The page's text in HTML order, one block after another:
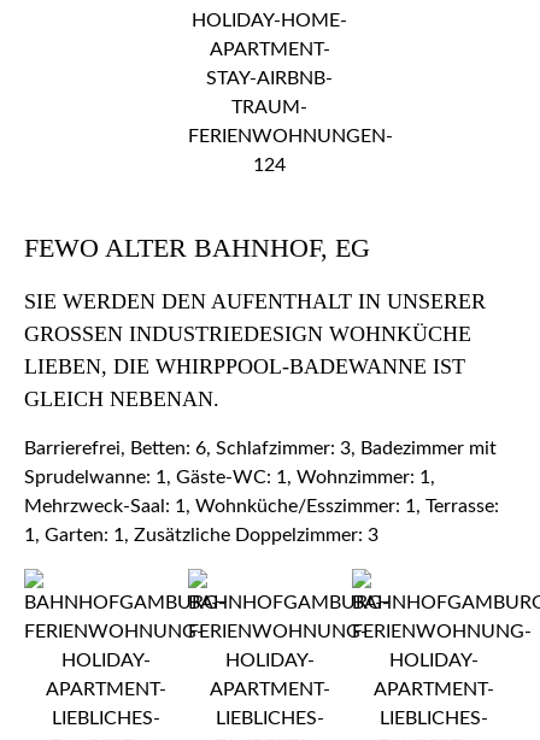
FEWO ALTER BAHNHOF, EG
SIE WERDEN DEN AUFENTHALT IN UNSERER
GROSSEN INDUSTRIEDESIGN WOHNKÜCHE L
IEBEN, DIE WHIRPPOOL-BADEWANNE IST G
LEICH NEBENAN.
Barrierefrei, Betten: 6, Schlafzimmer: 3, Badezimmer mit
Sprudelwanne: 1, Gäste-WC: 1, Wohnzimmer: 1,
Mehrzweck-Saal: 1, Wohnküche/Esszimmer: 1, Terrasse:
1, Garten: 1, Zusätzliche Doppelzimmer: 3